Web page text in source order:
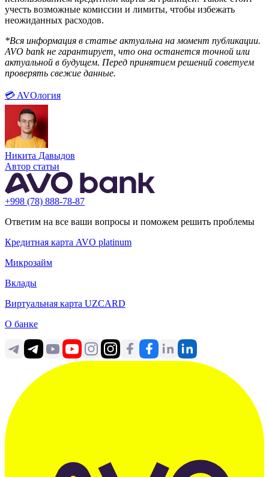
учесть возможные комиссии и лимиты, чтобы избежать
неожиданных расходов.
*Вся информация в статье актуальна на момент публикации.
AVO bank не гарантирует, что она останется точной или
актуальной в будущем. Перед принятием решений советуем
проверять свежие данные.
💳 AVOлогия
Никита Давыдов
Автор статьи
+998 (78) 888-78-87
Ответим на все ваши вопросы и поможем решить проблемы
Кредитная карта AVO platinum
Микрозайм
Вклады
Виртуальная карта UZCARD
О банке